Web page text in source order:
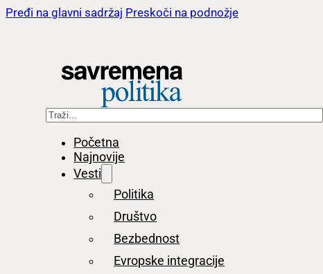
Pređi na glavni sadržaj Preskoči na podnožje
Pretraga
Početna
Najnovije
Vesti
Politika
Društvo
Bezbednost
Evropske integracije